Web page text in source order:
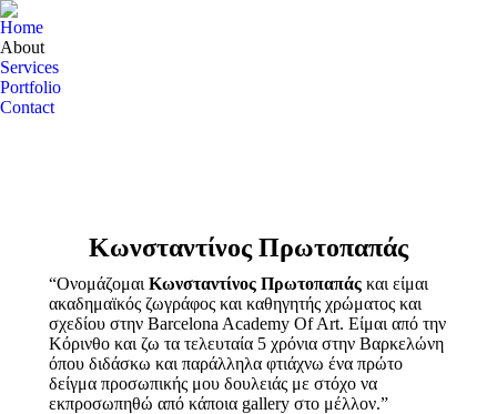
Home
About
Services
Portfolio
Contact
Κωνσταντίνος Πρωτοπαπάς
“Ονομάζομαι Κωνσταντίνος Πρωτοπαπάς και είμαι
ακαδημαϊκός ζωγράφος και καθηγητής χρώματος και
σχεδίου στην Barcelona Academy Of Art. Είμαι από την
Κόρινθο και ζω τα τελευταία 5 χρόνια στην Βαρκελώνη
όπου διδάσκω και παράλληλα φτιάχνω ένα πρώτο
δείγμα προσωπικής μου δουλειάς με στόχο να
εκπροσωπηθώ από κάποια gallery στο μέλλον.”